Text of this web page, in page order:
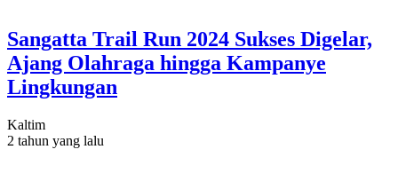
Sangatta Trail Run 2024 Sukses Digelar,
Ajang Olahraga hingga Kampanye
Lingkungan
Kaltim
2 tahun yang lalu